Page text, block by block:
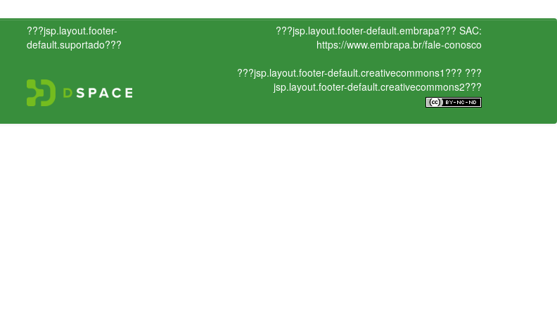
???jsp.layout.footer-
default.suportado???
???jsp.layout.footer-default.embrapa??? SAC:
https://www.embrapa.br/fale-conosco
???jsp.layout.footer-default.creativecommons1??? ???
jsp.layout.footer-default.creativecommons2???